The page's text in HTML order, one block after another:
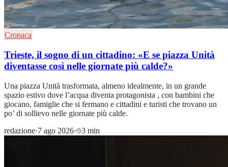
Cronaca
Trieste, il sogno di un cittadino: «E se piazza Unità
diventasse così nelle giornate più calde?»
Una piazza Unità trasformata, almeno idealmente, in un grande
spazio estivo dove l’acqua diventa protagonista , con bambini che
giocano, famiglie che si fermano e cittadini e turisti che trovano un
po’ di sollievo nelle giornate più calde.
redazione·7 ago 2026· 3 min